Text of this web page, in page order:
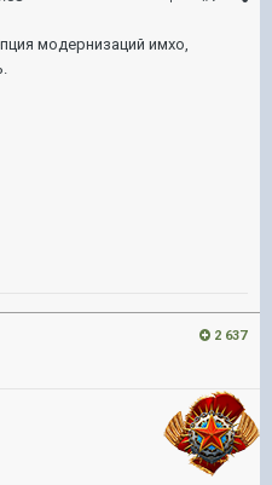
модернизаций имхо,
2 637